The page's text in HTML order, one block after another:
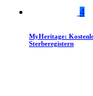
4
MyHeritage:
Sterberegistern